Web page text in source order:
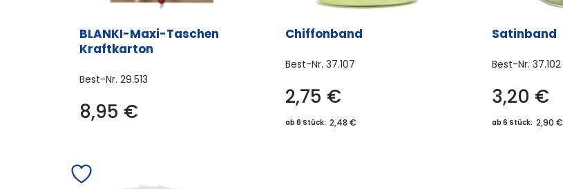
BLANKI-Maxi-Taschen
Kraftkarton
Best-Nr. 29.513
8,95 €
Chiffonband
Best-Nr.37.107
2,75 €
ab 6 Stück: 2,48 €
Satinband
Best-Nr. 37.102
3,20 €
ab 6 Stück: 2,90 €